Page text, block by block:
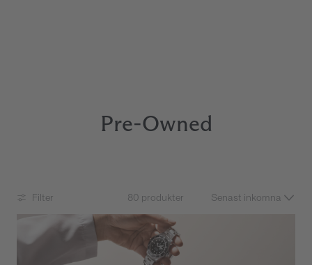
Pre-Owned
Filter 80 produkter